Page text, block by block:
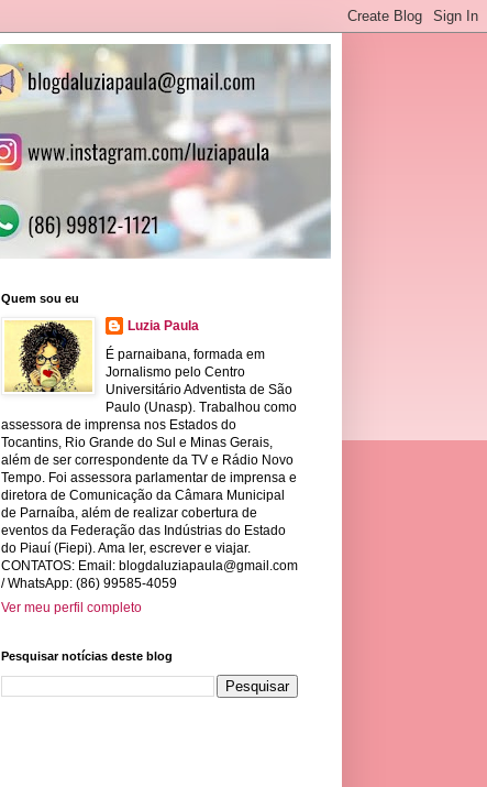
Quem sou eu
Luzia Paula
É parnaibana, formada em
Jornalismo pelo Centro
Universitário Adventista de São
Paulo (Unasp). Trabalhou como
assessora de imprensa nos Estados do
Tocantins, Rio Grande do Sul e Minas Gerais,
além de ser correspondente da TV e Rádio Novo
Tempo. Foi assessora parlamentar de imprensa e
diretora de Comunicação da Câmara Municipal
de Parnaíba, além de realizar cobertura de
eventos da Federação das Indústrias do Estado
do Piauí (Fiepi). Ama ler, escrever e viajar.
CONTATOS: Email: blogdaluziapaula@gmail.com
/ WhatsApp: (86) 99585-4059
Ver meu perfil completo
Pesquisar notícias deste blog